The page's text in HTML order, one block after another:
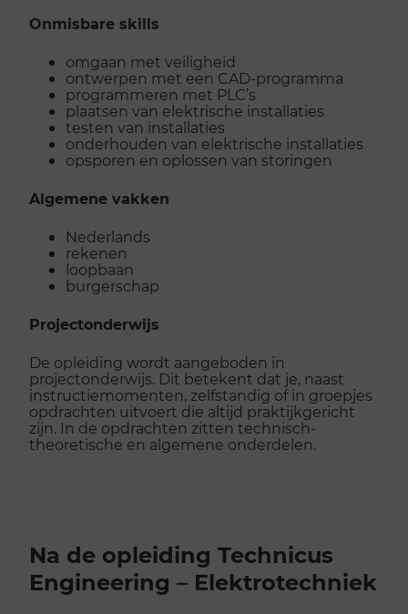
Onmisbare skills
omgaan met veiligheid
ontwerpen met een CAD-programma
programmeren met PLC’s
plaatsen van elektrische installaties
testen van installaties
onderhouden van elektrische installaties
opsporen en oplossen van storingen
Algemene vakken
Nederlands
rekenen
loopbaan
burgerschap
Projectonderwijs
De opleiding wordt aangeboden in
projectonderwijs. Dit betekent dat je, naast
instructiemomenten, zelfstandig of in groepjes
opdrachten uitvoert die altijd praktijkgericht
zijn. In de opdrachten zitten technisch-
theoretische en algemene onderdelen.
Na de opleiding Technicus
Engineering – Elektrotechniek